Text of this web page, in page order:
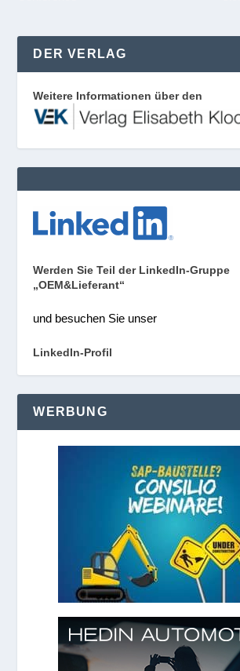
DER VERLAG
Weitere Informationen über den
Werden Sie Teil der LinkedIn-Gruppe
„OEM&Lieferant“
und besuchen Sie unser
LinkedIn-Profil
WERBUNG